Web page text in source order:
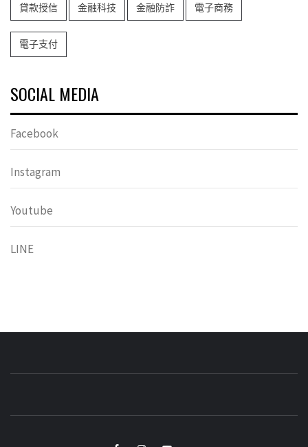
貸款授信 金融科技 金融防詐 電子商務
電子支付
SOCIAL MEDIA
Facebook
Instagram
Youtube
LINE
小粉獅日常